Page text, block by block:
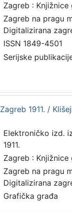
Zagreb : Knjižnice
Zagreb na pragu
Digitalizirana
ISSN 1849-4501
Serijske
1911. /
Elektroničko izd.
1911.
Zagreb : Knjižnice
Zagreb na pragu
Digitalizirana
Grafička građa